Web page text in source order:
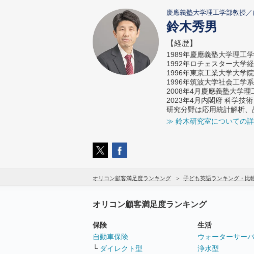
慶應義塾大学理工学部教授
鈴木秀男
【経歴】
1989年慶應義塾大学理工
1992年ロチェスター大学
1996年東京工業大学大学
1996年筑波大学社会工学
2008年4月慶應義塾大学理
2023年4月内閣府 科学技
研究分野は応用統計解析、
≫ 鈴木研究室についての
オリコン顧客満足度ランキング 子ども英語ランキング・比
オリコン顧客満足度ランキング
保険
自動車保険
└ ダイレクト型
生活
ウォーターサー
浄水型